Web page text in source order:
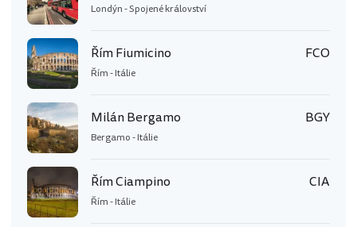
Londýn - Spojené království
Řím Fiumicino
Řím - Itálie
FCO
Milán Bergamo
Bergamo - Itálie
BGY
Řím Ciampino
Řím - Itálie
CIA